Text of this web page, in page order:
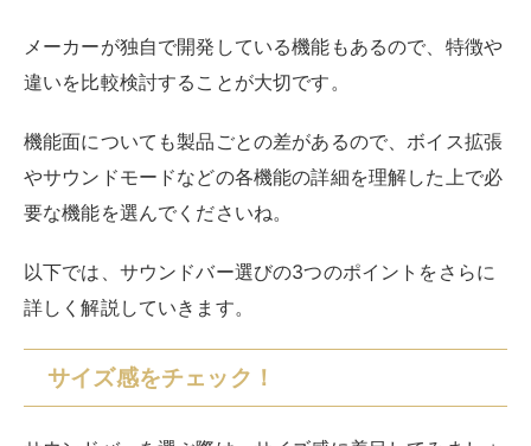
メーカーが独自で開発している機能もあるので、特徴や
違いを比較検討することが大切です。
機能面についても製品ごとの差があるので、ボイス拡張
やサウンドモードなどの各機能の詳細を理解した上で必
要な機能を選んでくださいね。
以下では、サウンドバー選びの3つのポイントをさらに
詳しく解説していきます。
サイズ感をチェック！